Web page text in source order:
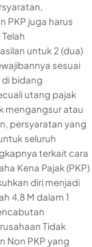
PKP juga harus
untuk 2 (dua)
sesuai
bidang
utang pajak
mengangsur atau
persyaratan yang
seluruh
terkait cara
Kena Pajak (PKP)
diri menjadi
4,8 M dalam 1
Tidak
Non PKP yang